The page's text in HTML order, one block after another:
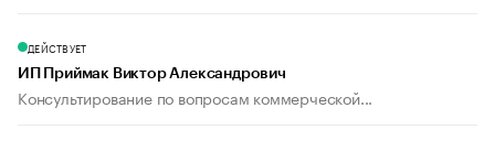
ДЕЙСТВУЕТ
ИП Приймак Виктор Александрович
Консультирование по вопросам коммерческой...